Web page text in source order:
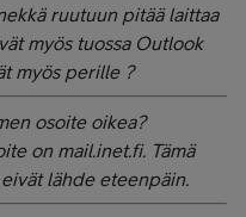
ruutuun pitää laittaa
myös tuossa Outlook
myös perille ?
osoite oikea?
on mail.inet.fi. Tämä
lähde eteenpäin.